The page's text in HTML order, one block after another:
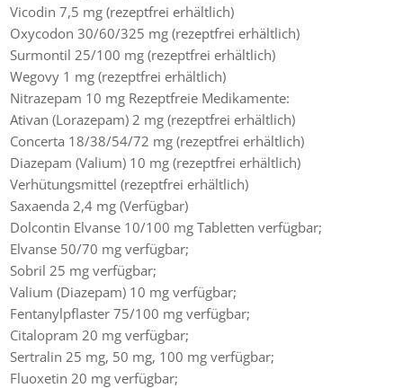
Vicodin 7,5 mg (rezeptfrei erhältlich)
Oxycodon 30/60/325 mg (rezeptfrei erhältlich)
Surmontil 25/100 mg (rezeptfrei erhältlich)
Wegovy 1 mg (rezeptfrei erhältlich)
Nitrazepam 10 mg Rezeptfreie Medikamente:
Ativan (Lorazepam) 2 mg (rezeptfrei erhältlich)
Concerta 18/38/54/72 mg (rezeptfrei erhältlich)
Diazepam (Valium) 10 mg (rezeptfrei erhältlich)
Verhütungsmittel (rezeptfrei erhältlich)
Saxaenda 2,4 mg (Verfügbar)
Dolcontin Elvanse 10/100 mg Tabletten verfügbar;
Elvanse 50/70 mg verfügbar;
Sobril 25 mg verfügbar;
Valium (Diazepam) 10 mg verfügbar;
Fentanylpflaster 75/100 mg verfügbar;
Citalopram 20 mg verfügbar;
Sertralin 25 mg, 50 mg, 100 mg verfügbar;
Fluoxetin 20 mg verfügbar;